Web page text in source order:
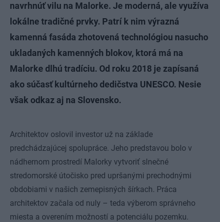
navrhnúť vilu na Malorke. Je moderná, ale využíva
lokálne tradičné prvky. Patrí k nim výrazná
kamenná fasáda zhotovená technológiou nasucho
ukladaných kamenných blokov, ktorá má na
Malorke dlhú tradíciu. Od roku 2018 je zapísaná
ako súčasť kultúrneho dedičstva UNESCO. Nesie
však odkaz aj na Slovensko.
Architektov oslovil investor už na základe
predchádzajúcej spolupráce. Jeho predstavou bolo v
nádhernom prostredí Malorky vytvoriť slnečné
stredomorské útočisko pred upršanými prechodnými
obdobiami v našich zemepisných šírkach. Práca
architektov začala od nuly – teda výberom správneho
miesta a overením možností a potenciálu pozemku.